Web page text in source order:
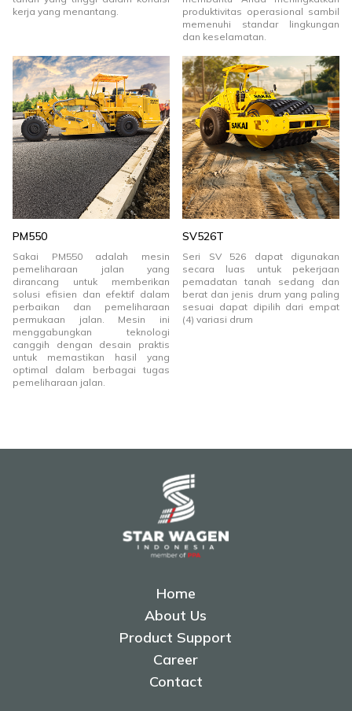
kerja yang menantang.
produktivitas operasional sambil
memenuhi standar lingkungan
dan keselamatan.
PM550
Sakai PM550 adalah mesin
pemeliharaan jalan yang
dirancang untuk memberikan
solusi efisien dan efektif dalam
perbaikan dan pemeliharaan
permukaan jalan. Mesin ini
menggabungkan teknologi
canggih dengan desain praktis
untuk memastikan hasil yang
optimal dalam berbagai tugas
pemeliharaan jalan.
SV526T
Seri SV 526 dapat digunakan
secara luas untuk pekerjaan
pemadatan tanah sedang dan
berat dan jenis drum yang paling
sesuai dapat dipilih dari empat
(4) variasi drum
Home
About Us
Product Support
Career
Contact